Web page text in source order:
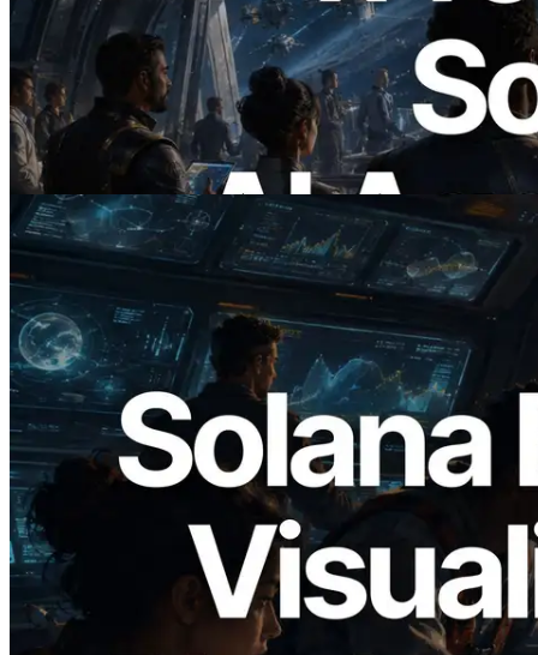
ERPC, x402 지원 Solana RPC 공개 — AI
에이전트가 필요한 API에 온디맨드로 결
제하는 시대
이 글 읽기
2026.05.24
Validators Solutions, Solana 블록 애널라
이저 공개 — slot 단위 블록 생성 시간과
담당 검증자 시각화